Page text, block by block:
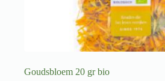
Goudsbloem 20 gr bio